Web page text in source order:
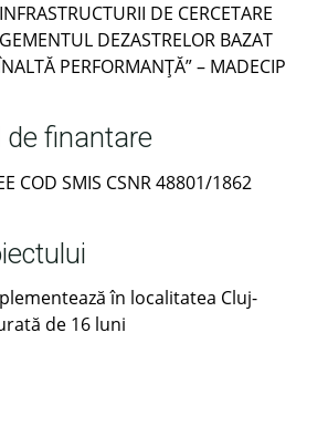
DE CERCETARE
DEZASTRELOR BAZAT
PERFORMANȚĂ” – MADECIP
de finantare
COD SMIS CSNR 48801/1862
în localitatea Cluj-
de 16 luni